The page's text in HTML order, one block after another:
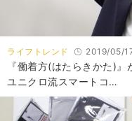
ライフトレンド 2019/05/
『働着方(はたらきかた)
ユニクロ流スマートコ…